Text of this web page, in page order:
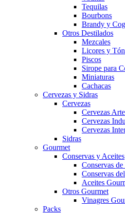
Tequilas
Bourbons
Brandy y
Otros Destilados
Mezcales
Licores y
Piscos
Sirope para
Miniaturas
Cachacas
Cervezas y Sidras
Cervezas
Cervezas
Cervezas
Cervezas
Sidras
Gourmet
Conservas y Aceites
Conservas
Conservas
Aceites
Otros Gourmet
Vinagres
Packs